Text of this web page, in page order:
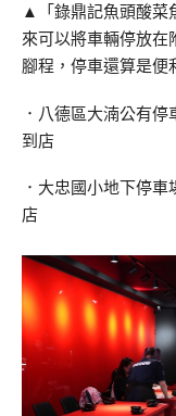
▲「錄鼎記魚頭酸菜
來可以將車輛停放在
腳程，停車還算是便
．八德區大湳公有
到店
．大忠國小地下停
店